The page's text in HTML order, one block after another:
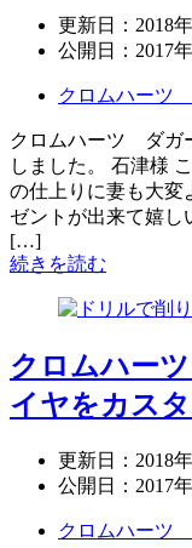
更新日： 2018
公開日： 2017
クロムハーツ
クロムハーツ ダガ
しました。 石津様
の仕上りに妻も大変
ゼントが出来て嬉し
[…]
続きを読む
クロムハー
イヤをカス
更新日： 2018
公開日： 2017
クロムハーツ